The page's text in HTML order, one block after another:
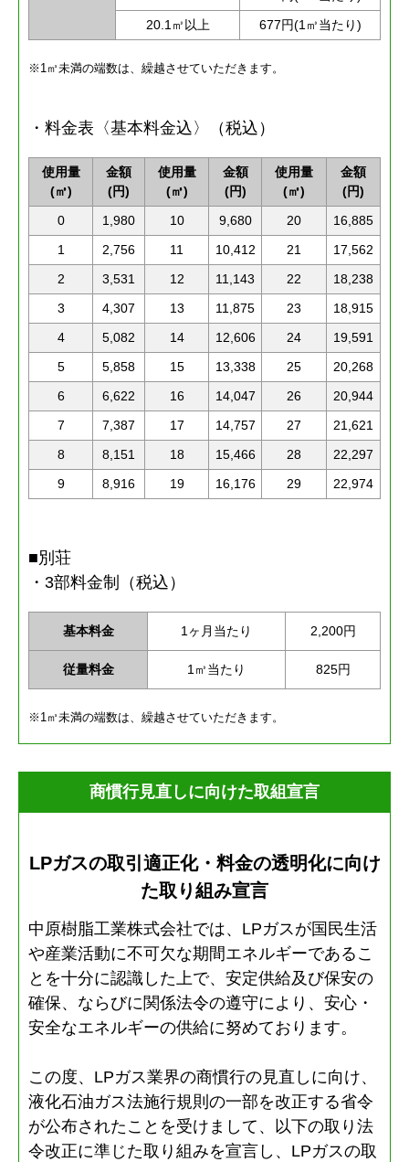
20.1㎥以上
677円(1㎥当たり)
※1㎥未満の端数は、繰越させていただきます。
・料金表〈基本料金込〉（税込）
使用量
(㎥)
金額
(円)
使用量
(㎥)
金額
(円)
使用量
(㎥)
金額
(円)
0
1,980 10 9,680 20
16,885
1
2,756 11 10,412 21
17,562
2
3,531 12 11,143 22
18,238
3
4,307 13 11,875 23
18,915
4
5,082 14 12,606 24
19,591
5
5,858 15 13,338 25
20,268
6
6,622 16 14,047 26
20,944
7
7,387 17 14,757 27
21,621
8
8,151 18 15,466 28
22,297
9
8,916 19 16,176 29 22,974
■別荘
・3部料金制（税込）
基本料金 1ヶ月当たり 2,200円
従量料金 1㎥当たり 825円
※1㎥未満の端数は、繰越させていただきます。
商慣行見直しに向けた取組宣言
LPガスの取引適正化・料金の透明化に向け
た取り組み宣言
中原樹脂工業株式会社では、LPガスが国民生活
や産業活動に不可欠な期間エネルギーであるこ
とを十分に認識した上で、安定供給及び保安の
確保、ならびに関係法令の遵守により、安心・
安全なエネルギーの供給に努めております。
この度、LPガス業界の商慣行の見直しに向け、
液化石油ガス法施行規則の一部を改正する省令
が公布されたことを受けまして、以下の取り法
令改正に準じた取り組みを宣言し、LPガスの取